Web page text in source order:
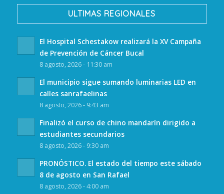
ULTIMAS REGIONALES
El Hospital Schestakow realizará la XV Campaña
de Prevención de Cáncer Bucal
8 agosto, 2026 - 11:30 am
El municipio sigue sumando luminarias LED en
calles sanrafaelinas
8 agosto, 2026 - 9:43 am
Finalizó el curso de chino mandarín dirigido a
estudiantes secundarios
8 agosto, 2026 - 9:30 am
PRONÓSTICO. El estado del tiempo este sábado
8 de agosto en San Rafael
8 agosto, 2026 - 4:00 am